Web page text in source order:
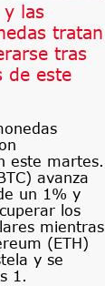
las
tratan
tras
de este
este martes.
avanza
un 1% y
los
mientras
(ETH)
y se
1.